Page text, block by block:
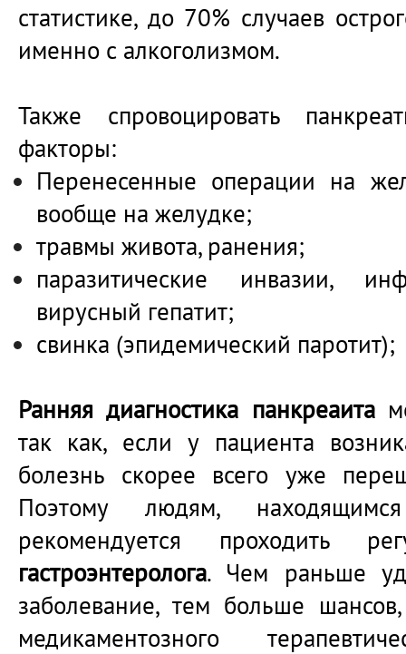
статистике, до 70% случаев
именно с алкоголизмом.
Также спровоцировать
факторы:
Перенесенные операции на
вообще на желудке;
травмы живота, ранения;
паразитические инвазии,
вирусный гепатит;
свинка (эпидемический паротит);
Ранняя диагностика панкреаита
так как, если у пациента
болезнь скорее всего уже
Поэтому людям,
рекомендуется проходить
гастроэнтеролога. Чем раньше
заболевание, тем больше
медикаментозного